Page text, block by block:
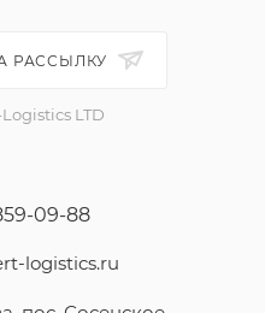
РАССЫЛКУ
LTD
09-88
logistics.ru